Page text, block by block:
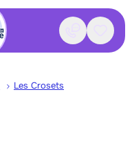
Kontakt
Les Crosets